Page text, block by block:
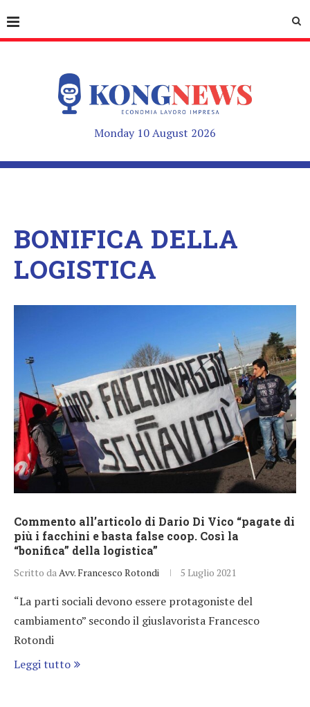
Monday 10 August 2026
BONIFICA DELLA
LOGISTICA
Commento all’articolo di Dario Di Vico “pagate di
più i facchini e basta false coop. Così la
“bonifica” della logistica”
Scritto da Avv. Francesco Rotondi 5 Luglio 2021
“La parti sociali devono essere protagoniste del
cambiamento” secondo il giuslavorista Francesco
Rotondi
Leggi tutto